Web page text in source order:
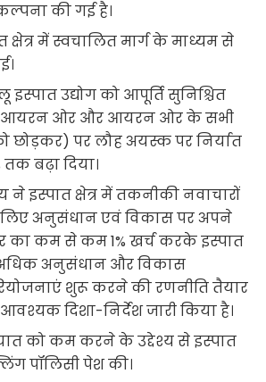
की गई है।
क्षेत्र में स्वचालित मार्ग के माध्यम से
उद्योग को आपूर्ति सुनिश्चित
ओर और आयरन ओर के सभी
छोड़कर) पर लौह अयस्क पर निर्यात
बढ़ा दिया।
ने इस्पात क्षेत्र में तकनीकी नवाचारों
अनुसंधान एवं विकास पर अपने
का कम से कम 1% खर्च करके इस्पात
अनुसंधान और विकास
शुरू करने की रणनीति तैयार
दिशा-निर्देश जारी किया है।
को कम करने के उद्देश्य से इस्पात
पॉलिसी पेश की।